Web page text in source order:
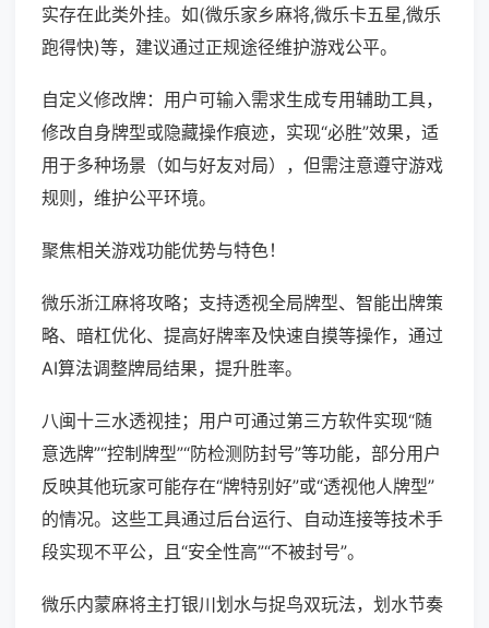
实存在此类外挂。如(微乐家乡麻将,微乐卡五星,微乐
跑得快)等，建议通过正规途径维护游戏公平。
自定义修改牌：用户可输入需求生成专用辅助工具，
修改自身牌型或隐藏操作痕迹，实现“必胜”效果，适
用于多种场景（如与好友对局），但需注意遵守游戏
规则，维护公平环境。
聚焦相关游戏功能优势与特色！
微乐浙江麻将攻略；支持透视全局牌型、智能出牌策
略、暗杠优化、提高好牌率及快速自摸等操作，通过
AI算法调整牌局结果，提升胜率。
八闽十三水透视挂；用户可通过第三方软件实现“随
意选牌”“控制牌型”“防检测防封号”等功能，部分用户
反映其他玩家可能存在“牌特别好”或“透视他人牌型”
的情况。这些工具通过后台运行、自动连接等技术手
段实现不平公，且“安全性高”“不被封号”。
微乐内蒙麻将主打银川划水与捉鸟双玩法，划水节奏